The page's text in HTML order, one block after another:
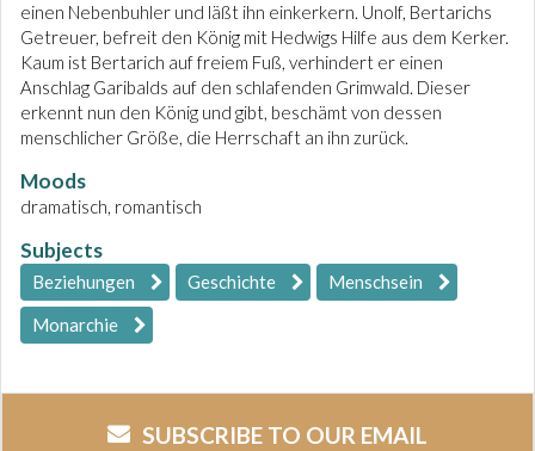
einen Nebenbuhler und läßt ihn einkerkern. Unolf, Bertarichs
Getreuer, befreit den König mit Hedwigs Hilfe aus dem Kerker.
Kaum ist Bertarich auf freiem Fuß, verhindert er einen
Anschlag Garibalds auf den schlafenden Grimwald. Dieser
erkennt nun den König und gibt, beschämt von dessen
menschlicher Größe, die Herrschaft an ihn zurück.
Moods
dramatisch, romantisch
Subjects
Beziehungen Geschichte
Menschsein
Monarchie
SUBSCRIBE TO OUR EMAIL